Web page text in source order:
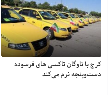
کرج با ناوگان تاکسی های فرسوده
دست‌وپنجه نرم می‌کند